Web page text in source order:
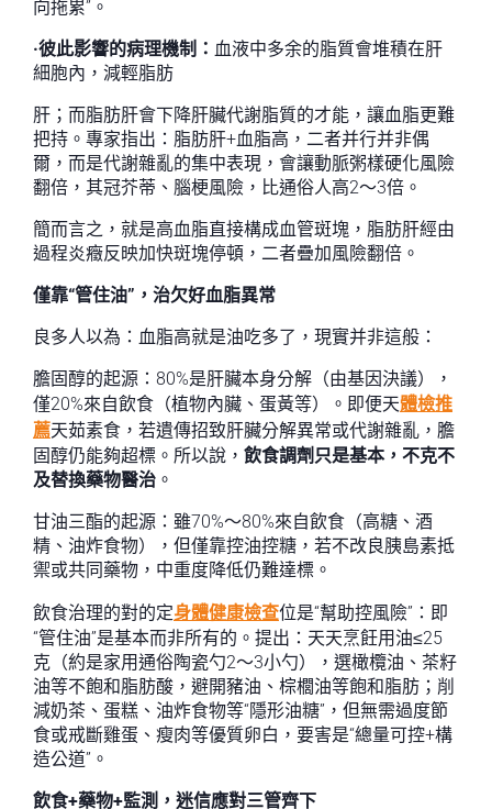
向拖累”。
·彼此影響的病理機制： 血液中多余的脂質會堆積在肝
細胞內，減輕脂肪
肝；而脂肪肝會下降肝臟代謝脂質的才能，讓血脂更難
把持。專家指出：脂肪肝+血脂高，二者并行并非偶
爾，而是代謝雜亂的集中表現，會讓動脈粥樣硬化風險
翻倍，其冠芥蒂、腦梗風險，比通俗人高2～3倍。
簡而言之，就是高血脂直接構成血管斑塊，脂肪肝經由
過程炎癥反映加快斑塊停頓，二者疊加風險翻倍。
僅靠“管住油”，治欠好血脂異常
良多人以為：血脂高就是油吃多了，現實并非這般：
膽固醇的起源：80%是肝臟本身分解（由基因決議），
僅20%來自飲食（植物內臟、蛋黃等）。即便天體檢推
薦天茹素食，若遺傳招致肝臟分解異常或代謝雜亂，膽
固醇仍能夠超標。所以說， 飲食調劑只是基本，不克不
及替換藥物醫治 。
甘油三酯的起源：雖70%～80%來自飲食（高糖、酒
精、油炸食物），但僅靠控油控糖，若不改良胰島素抵
禦或共同藥物，中重度降低仍難達標。
飲食治理的對的定身體健康檢查位是“幫助控風險”：即
“管住油”是基本而非所有的。提出：天天烹飪用油≤25
克（約是家用通俗陶瓷勺2～3小勺），選橄欖油、茶籽
油等不飽和脂肪酸，避開豬油、棕櫚油等飽和脂肪；削
減奶茶、蛋糕、油炸食物等“隱形油糖”，但無需過度節
食或戒斷雞蛋、瘦肉等優質卵白，要害是“總量可控+構
造公道”。
飲食+藥物+監測，迷信應對三管齊下